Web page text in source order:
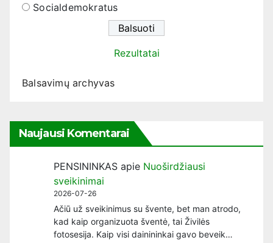
Socialdemokratus
Rezultatai
Balsavimų archyvas
Naujausi Komentarai
PENSININKAS apie Nuoširdžiausi
sveikinimai
2026-07-26
Ačiū už sveikinimus su švente, bet man atrodo,
kad kaip organizuota šventė, tai Živilės
fotosesija. Kaip visi dainininkai gavo beveik…